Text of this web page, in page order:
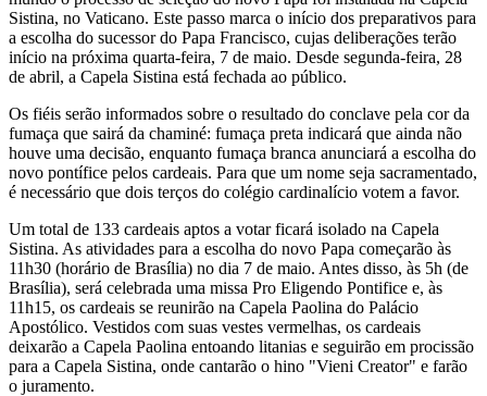
Sistina, no Vaticano. Este passo marca o início dos preparativos para
a escolha do sucessor do Papa Francisco, cujas deliberações terão
início na próxima quarta-feira, 7 de maio. Desde segunda-feira, 28
de abril, a Capela Sistina está fechada ao público.
Os fiéis serão informados sobre o resultado do conclave pela cor da
fumaça que sairá da chaminé: fumaça preta indicará que ainda não
houve uma decisão, enquanto fumaça branca anunciará a escolha do
novo pontífice pelos cardeais. Para que um nome seja sacramentado,
é necessário que dois terços do colégio cardinalício votem a favor.
Um total de 133 cardeais aptos a votar ficará isolado na Capela
Sistina. As atividades para a escolha do novo Papa começarão às
11h30 (horário de Brasília) no dia 7 de maio. Antes disso, às 5h (de
Brasília), será celebrada uma missa Pro Eligendo Pontifice e, às
11h15, os cardeais se reunirão na Capela Paolina do Palácio
Apostólico. Vestidos com suas vestes vermelhas, os cardeais
deixarão a Capela Paolina entoando litanias e seguirão em procissão
para a Capela Sistina, onde cantarão o hino "Vieni Creator" e farão
o juramento.